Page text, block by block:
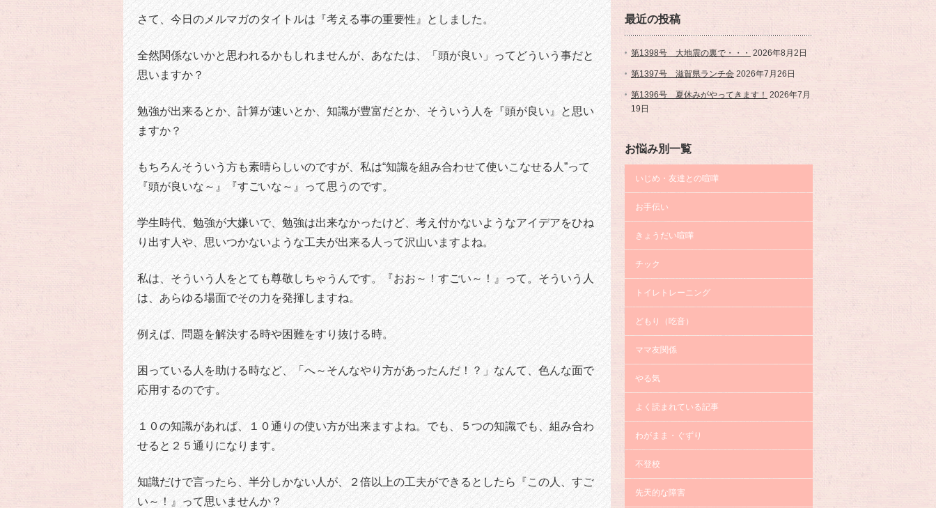
さて、今日のメルマガのタイトルは『考える事の重要性』としました。
全然関係ないかと思われるかもしれませんが、あなたは、「頭が良い」ってどういう事だと
思いますか？
勉強が出来るとか、計算が速いとか、知識が豊富だとか、そういう人を『頭が良い』と思い
ますか？
もちろんそういう方も素晴らしいのですが、私は“知識を組み合わせて使いこなせる人”って
『頭が良いな～』『すごいな～』って思うのです。
学生時代、勉強が大嫌いで、勉強は出来なかったけど、考え付かないようなアイデアをひね
り出す人や、思いつかないような工夫が出来る人って沢山いますよね。
私は、そういう人をとても尊敬しちゃうんです。『おお～！すごい～！』って。そういう人
は、あらゆる場面でその力を発揮しますね。
例えば、問題を解決する時や困難をすり抜ける時。
困っている人を助ける時など、「へ～そんなやり方があったんだ！？」なんて、色んな面で
応用するのです。
１０の知識があれば、１０通りの使い方が出来ますよね。でも、５つの知識でも、組み合わ
せると２５通りになります。
知識だけで言ったら、半分しかない人が、２倍以上の工夫ができるとしたら『この人、すご
い～！』って思いませんか？
最近の投稿
第1398号 大地震の裏で・・・ 2026年8月2日
第1397号 滋賀県ランチ会 2026年7月26日
第1396号 夏休みがやってきます！ 2026年7月
19日
お悩み別一覧
いじめ・友達との喧嘩
お手伝い
きょうだい喧嘩
チック
トイレトレーニング
どもり（吃音）
ママ友関係
やる気
よく読まれている記事
わがまま・ぐずり
不登校
先天的な障害